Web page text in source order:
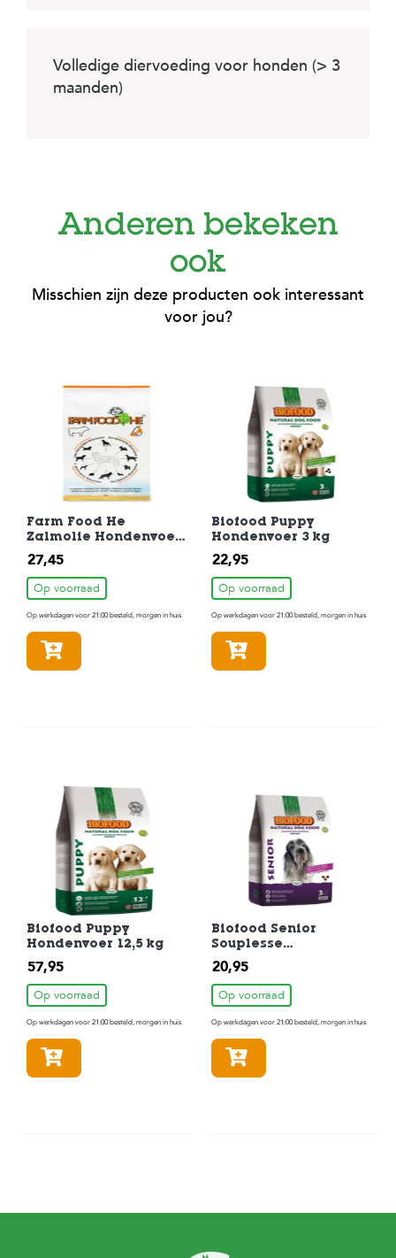
Volledige diervoeding voor honden (> 3
maanden)
Anderen bekeken
ook
Misschien zijn deze producten ook interessant
voor jou?
Farm Food He
Zalmolie Hondenvoer
4 kg
27,45
Op voorraad
Op werkdagen voor 21:00 besteld, morgen in huis
Biofood Puppy
Hondenvoer 3 kg
22,95
Op voorraad
Op werkdagen voor 21:00 besteld, morgen in huis
Biofood Puppy
Hondenvoer 12,5 kg
57,95
Op voorraad
Op werkdagen voor 21:00 besteld, morgen in huis
Biofood Senior
Souplesse
Hondenvoer 3 kg
20,95
Op voorraad
Op werkdagen voor 21:00 besteld, morgen in huis